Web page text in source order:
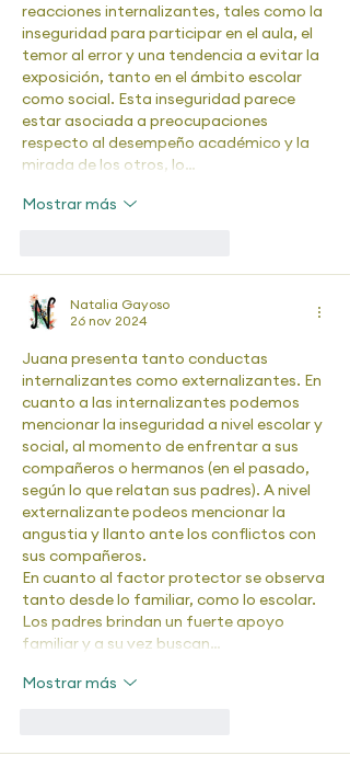
reacciones internalizantes, tales como la
inseguridad para participar en el aula, el
temor al error y una tendencia a evitar la
exposición, tanto en el ámbito escolar
como social. Esta inseguridad parece
estar asociada a preocupaciones
respecto al desempeño académico y la
mirada de los otros, lo…
Mostrar más
Natalia Gayoso
26 nov 2024
Juana presenta tanto conductas
internalizantes como externalizantes. En
cuanto a las internalizantes podemos
mencionar la inseguridad a nivel escolar y
social, al momento de enfrentar a sus
compañeros o hermanos (en el pasado,
según lo que relatan sus padres). A nivel
externalizante podeos mencionar la
angustia y llanto ante los conflictos con
sus compañeros.
En cuanto al factor protector se observa
tanto desde lo familiar, como lo escolar.
Los padres brindan un fuerte apoyo
familiar y a su vez buscan…
Mostrar más